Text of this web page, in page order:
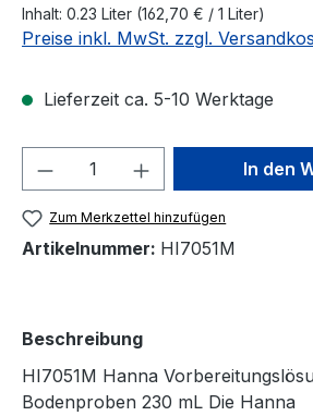
Inhalt: 0.23 Liter (162,70 € / 1 Liter)
Preise inkl. MwSt. zzgl.
Lieferzeit ca. 5-10 Werktage
Produkt Anzahl: GibIn den
Zum Merkzettel hinzufügen
Artikelnummer: HI7051M
Beschreibung
HI7051M Hanna
Bodenproben 230 mL Die Hanna